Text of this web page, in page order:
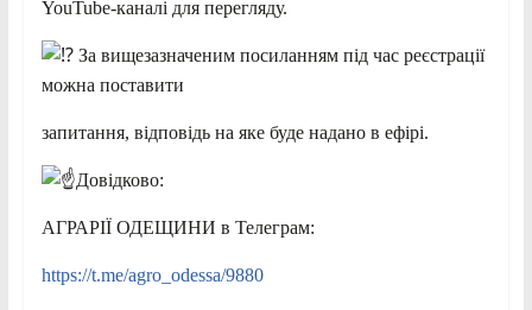
YouTube-каналі для перегляду.
За вищезазначеним посиланням під час реєстрації
можна поставити
запитання, відповідь на яке буде надано в ефірі.
Довідково:
АГРАРІЇ ОДЕЩИНИ в Телеграм:
https://t.me/agro_odessa/9880